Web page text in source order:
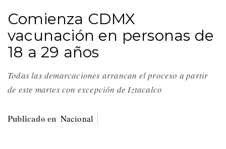
Comienza CDMX
vacunación en personas de
18 a 29 años
Todas las demarcaciones arrancan el proceso a partir
de este martes con excepción de Iztacalco
Publicado en Nacional